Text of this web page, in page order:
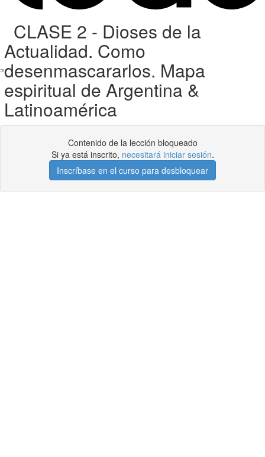
CLASE 2 - Dioses de la
Actualidad. Como
desenmascararlos. Mapa
espiritual de Argentina &
Latinoamérica
Contenido de la lección bloqueado
Si ya está inscrito, necesitará iniciar sesión.
Inscríbase en el curso para desbloquear